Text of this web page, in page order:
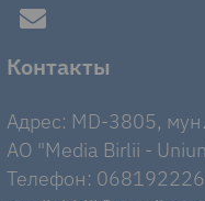
Контакты
Адрес: MD-3805,
AO "Media Birlii -
Телефон: